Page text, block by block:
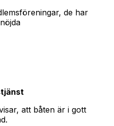
de har
att båten är i gott